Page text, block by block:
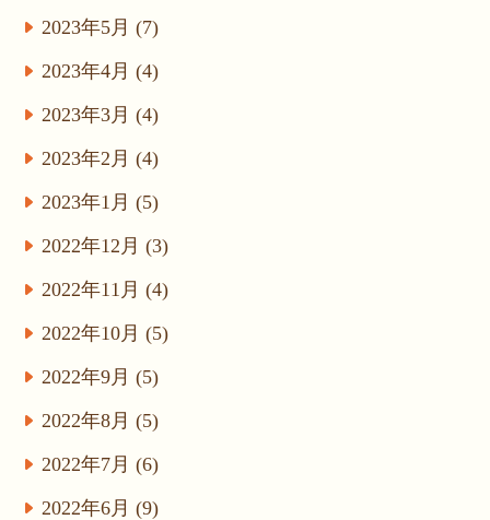
2023年5月 (7)
2023年4月 (4)
2023年3月 (4)
2023年2月 (4)
2023年1月 (5)
2022年12月 (3)
2022年11月 (4)
2022年10月 (5)
2022年9月 (5)
2022年8月 (5)
2022年7月 (6)
2022年6月 (9)